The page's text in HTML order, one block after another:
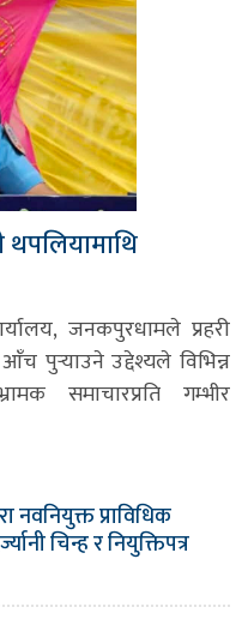
जनकपुरधामले प्रहरी
पुर्‍याउने उद्देश्यले विभिन्न
समाचारप्रति गम्भीर
नवनियुक्त प्राविधिक
चिन्ह र नियुक्तिपत्र